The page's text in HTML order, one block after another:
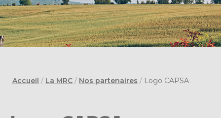
Accueil / La MRC / Nos partenaires / Logo CAPSA